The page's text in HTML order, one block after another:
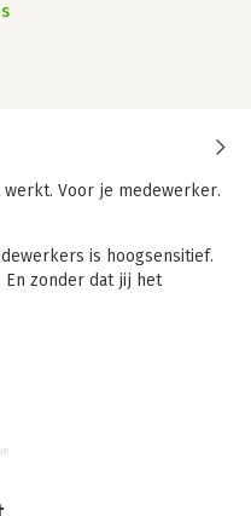
Voor je medewerker.
is hoogsensitief.
En zonder dat jij het
ze zich nu tot jou als
neurodiversiteit in je